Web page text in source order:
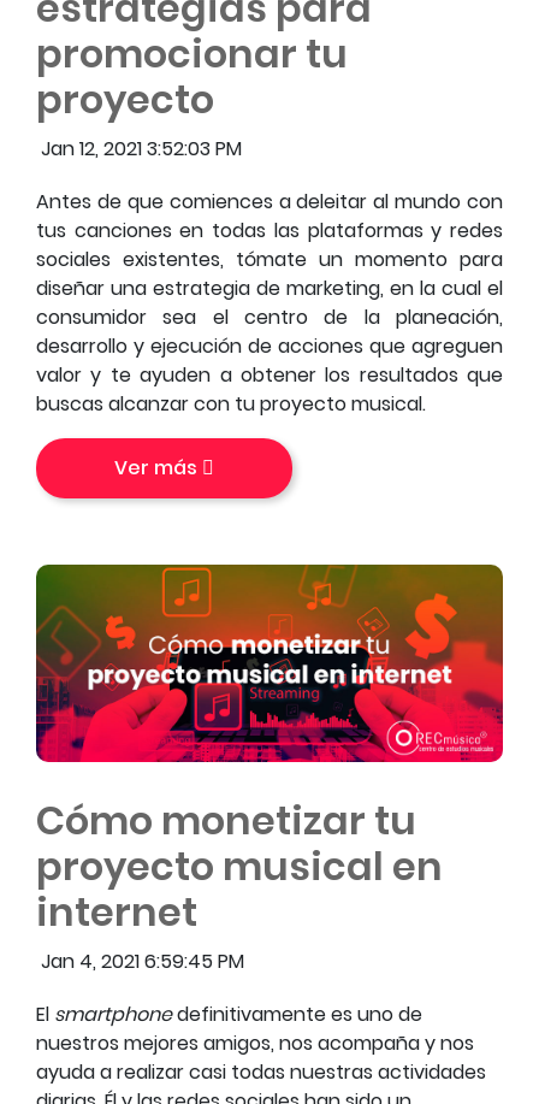
promocionar tu
proyecto
Jan 12, 2021 3:52:03 PM
Antes de que comiences a deleitar al mundo con
tus canciones en todas las plataformas y redes
sociales existentes, tómate un momento para
diseñar una estrategia de marketing, en la cual el
consumidor sea el centro de la planeación,
desarrollo y ejecución de acciones que agreguen
valor y te ayuden a obtener los resultados que
buscas alcanzar con tu proyecto musical.
Ver más
Cómo monetizar tu
proyecto musical en
internet
Jan 4, 2021 6:59:45 PM
El smartphonedefinitivamente es uno de
nuestros mejores amigos, nos acompaña y nos
ayuda a realizar casi todas nuestras actividades